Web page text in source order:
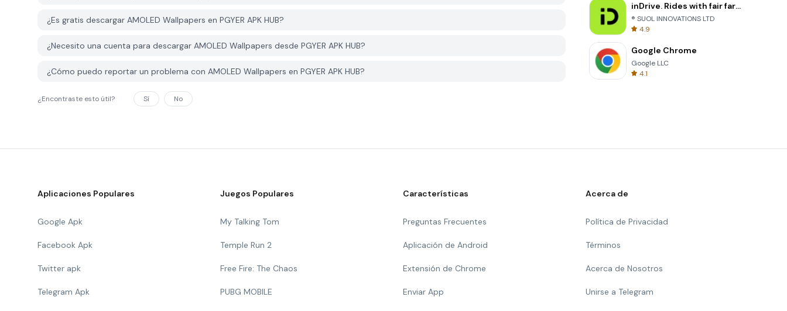
¿Es gratis descargar AMOLED Wallpapers en PGYER APK HUB?
¿Necesito una cuenta para descargar AMOLED Wallpapers desde PGYER APK HUB?
¿Cómo puedo reportar un problema con AMOLED Wallpapers en PGYER APK HUB?
¿Encontraste esto útil? Sí No
inDrive. Rides with fair fares
® SUOL INNOVATIONS LTD
4.9
Google Chrome
Google LLC
4.1
Aplicaciones Populares
Google Apk
Facebook Apk
Twitter apk
Telegram Apk
Juegos Populares
My Talking Tom
Temple Run 2
Free Fire: The Chaos
PUBG MOBILE
Características
Preguntas Frecuentes
Aplicación de Android
Extensión de Chrome
Enviar App
Acerca de
Política de Privacidad
Términos
Acerca de Nosotros
Unirse a Telegram